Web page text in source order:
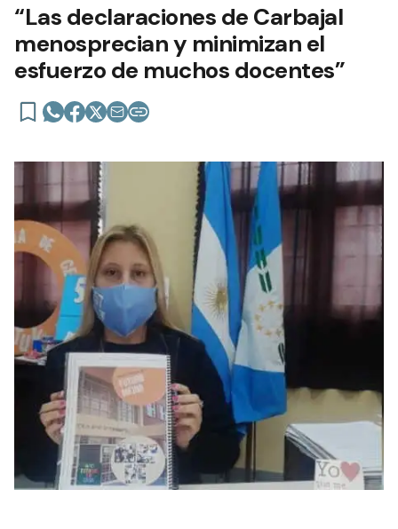
“Las declaraciones de Carbajal
menosprecian y minimizan el
esfuerzo de muchos docentes”